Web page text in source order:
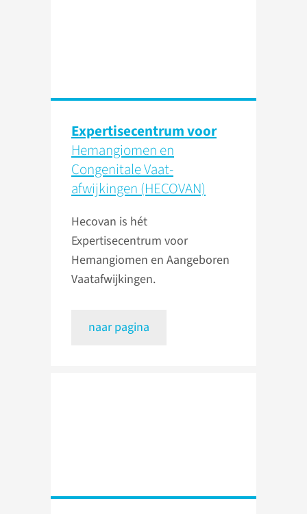
Expertisecentrum voor
Hemangiomen en
Congenitale Vaat­
afwijkingen (HECOVAN)
Hecovan is hét
Expertisecentrum voor
Hemangiomen en Aangeboren
Vaatafwijkingen.
naar pagina